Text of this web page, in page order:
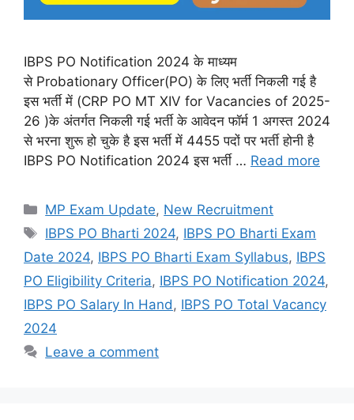
IBPS PO Notification 2024 के माध्यम
से Probationary Officer(PO) के लिए भर्ती निकली गई है
इस भर्ती में (CRP PO MT XIV for Vacancies of 2025-
26 )के अंतर्गत निकली गई भर्ती के आवेदन फॉर्म 1 अगस्त 2024
से भरना शुरू हो चुके है इस भर्ती में 4455 पदों पर भर्ती होनी है
IBPS PO Notification 2024 इस भर्ती … Read more
Categories
MP Exam Update, New Recruitment
Tags
IBPS PO Bharti 2024, IBPS PO Bharti Exam
Date 2024, IBPS PO Bharti Exam Syllabus, IBPS
PO Eligibility Criteria, IBPS PO Notification 2024,
IBPS PO Salary In Hand , IBPS PO Total Vacancy
2024
Leave a comment